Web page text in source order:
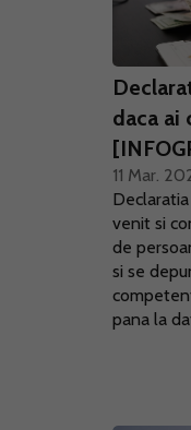
daca ai
11 Mar.
venit si
de
si se
pana la